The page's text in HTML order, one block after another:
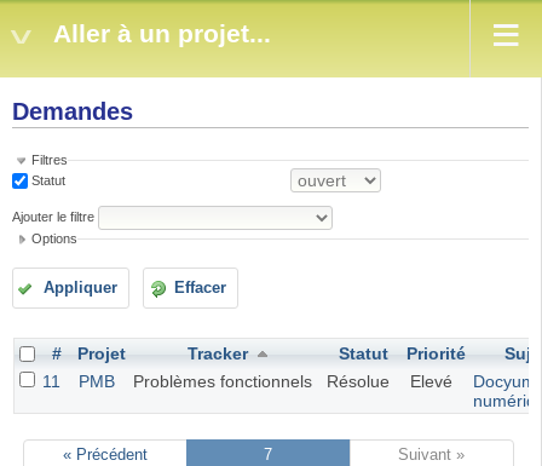
Aller à un projet...
Demandes
Filtres
Statut
Ajouter le filtre
Options
Appliquer Effacer
# Projet Tracker Statut Priorité
11
PMB Problèmes fonctionnels Résolue Elevé
« Précédent 7 Suivant »